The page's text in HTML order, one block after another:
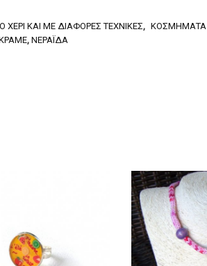
ΚΑΙ ΜΕ ΔΙΆΦΟΡΕΣ ΤΕΧΝΙΚΈΣ, ΚΟΣΜΉΜΑΤΑ
, ΝΕΡΆΙΔΑ